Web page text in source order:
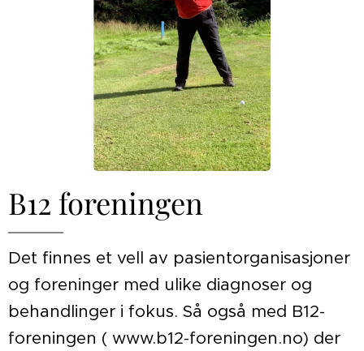
B12 foreningen
Det finnes et vell av pasientorganisasjoner
og foreninger med ulike diagnoser og
behandlinger i fokus. Så også med B12-
foreningen ( www.b12-foreningen.no) der